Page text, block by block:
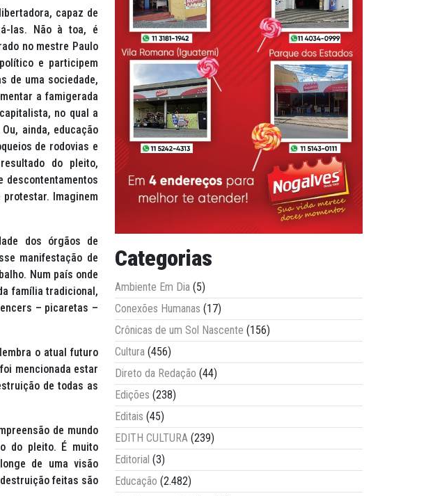
capaz de
las. Não à toa, é
no mestre Paulo
e participem
de uma sociedade,
a famigerada
no qual a
ainda, educação
de rodovias e
do pleito,
descontentamentos
Imaginem
dos órgãos de
manifestação de
Num país onde
família tradicional,
– picaretas –
o atual futuro
mencionada estar
de todas as
de mundo
do pleito. É muito
de uma visão
feitas são
Categorias
Ambiente Em Dia (5)
Conexões Humanas (17)
Crônicas de um Sol Nascente (156)
Cultura (456)
Direto da Redação (44)
Edições (238)
Editais (45)
EDITH CULTURA (239)
Editorial (3)
Educação (2.482)